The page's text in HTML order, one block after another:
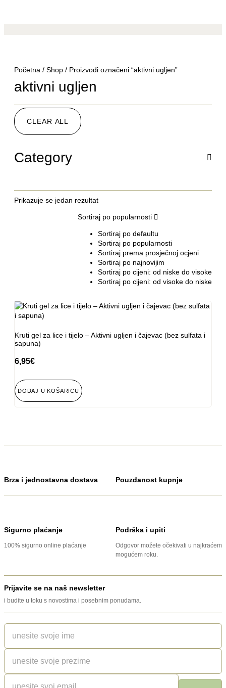
Početna / Shop / Proizvodi označeni “aktivni ugljen”
aktivni ugljen
CLEAR ALL
Category
Prikazuje se jedan rezultat
Sortiraj po popularnosti
Sortiraj po defaultu
Sortiraj po popularnosti
Sortiraj prema prosječnoj ocjeni
Sortiraj po najnovijim
Sortiraj po cijeni: od niske do visoke
Sortiraj po cijeni: od visoke do niske
Kruti gel za lice i tijelo – Aktivni ugljen i čajevac (bez sulfata i
sapuna)
6,95€
DODAJ U KOŠARICU
Brza i jednostavna dostava Pouzdanost kupnje
Sigurno plaćanje
100% sigurno online plaćanje
Podrška i upiti
Odgovor možete očekivati u najkraćem
mogućem roku.
Prijavite se na naš newsletter
i budite u toku s novostima i posebnim ponudama.